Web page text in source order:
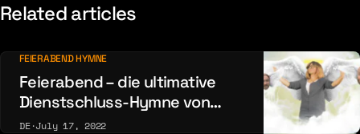
Related articles
FEIERABEND HYMNE
Feierabend – die ultimative
Dienstschluss-Hymne von
Grossstadtgeflüster
DE·July 17, 2022